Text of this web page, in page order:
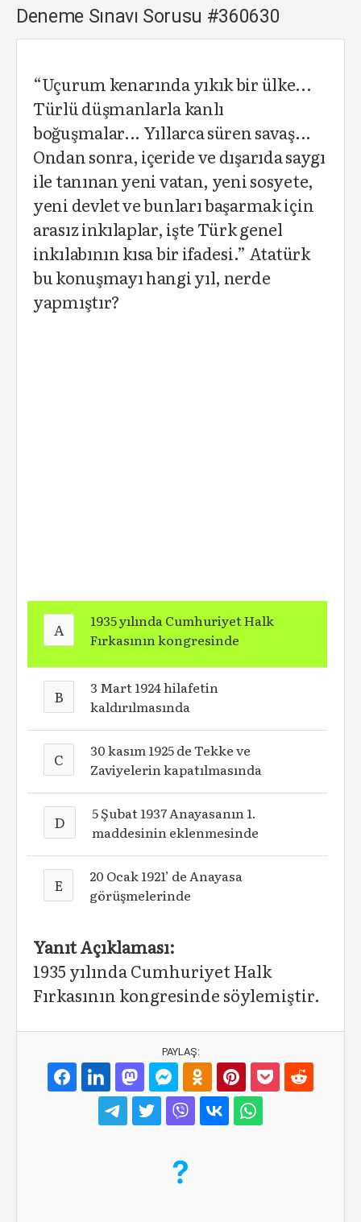
Deneme Sınavı Sorusu #360630
“Uçurum kenarında yıkık bir ülke...
Türlü düşmanlarla kanlı
boğuşmalar... Yıllarca süren savaş...
Ondan sonra, içeride ve dışarıda saygı
ile tanınan yeni vatan, yeni sosyete,
yeni devlet ve bunları başarmak için
arasız inkılaplar, işte Türk genel
inkılabının kısa bir ifadesi.” Atatürk
bu konuşmayı hangi yıl, nerde
yapmıştır?
A
1935 yılında Cumhuriyet Halk
Fırkasının kongresinde
B
3 Mart 1924 hilafetin
kaldırılmasında
C
30 kasım 1925 de Tekke ve
Zaviyelerin kapatılmasında
D
5 Şubat 1937 Anayasanın 1.
maddesinin eklenmesinde
E
20 Ocak 1921’ de Anayasa
görüşmelerinde
Yanıt Açıklaması:
1935 yılında Cumhuriyet Halk
Fırkasının kongresinde söylemiştir.
PAYLAŞ: